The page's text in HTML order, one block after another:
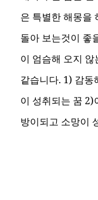
은 특별한 해몽을
돌아 보는것이 좋
이 엄슴해 오지
같습니다. 1) 감동
이 성취되는 꿈 2)
방이되고 소망이